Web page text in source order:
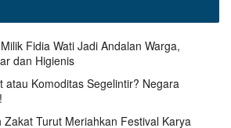
Fidia Wati Jadi Andalan Warga,
dan Higienis
atau Komoditas Segelintir? Negara
Zakat Turut Meriahkan Festival Karya